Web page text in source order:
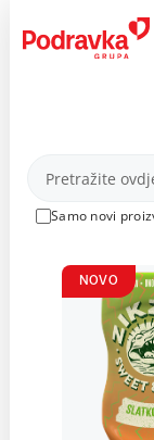
content
Samo novi
NOVO